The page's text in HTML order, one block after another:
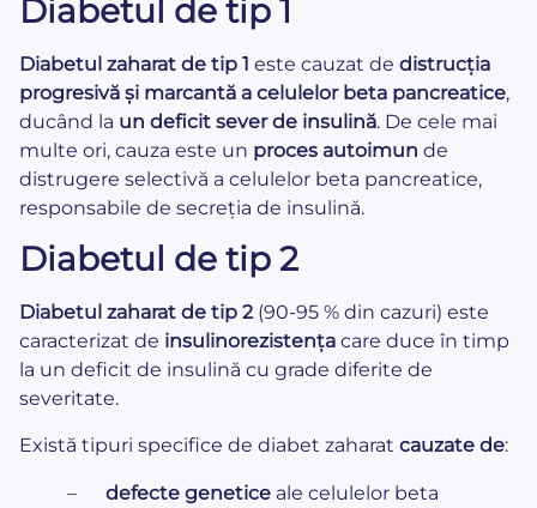
Diabetul de tip 1
Diabetul zaharat de tip 1 este cauzat de distrucția
progresivă și marcantă a celulelor beta pancreatice,
ducând la un deficit sever de insulină. De cele mai
multe ori, cauza este un proces autoimun de
distrugere selectivă a celulelor beta pancreatice,
responsabile de secreția de insulină.
Diabetul de tip 2
Diabetul zaharat de tip 2(90-95 % din cazuri) este
caracterizat de insulinorezistența care duce în timp
la un deficit de insulină cu grade diferite de
severitate.
Există tipuri specifice de diabet zaharat cauzate de:
– defecte genetice ale celulelor beta